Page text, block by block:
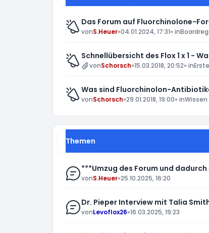
Das Forum auf Fluorchinolone-
vonS.Heuer»04.01.2024, 17:31» in
Schnellübersicht des Flox 1 x 1 -
vonSchorsch»15.03.2018, 20:52» in
Was sind Fluorchinolon-
vonSchorsch»29.01.2018, 19:00» inWissen
Themen
***Umzug des Forum und
vonS.Heuer»25.10.2025, 16:20
Dr. Pieper Interview mit Talia
vonLevoflox26»16.03.2025, 19:23